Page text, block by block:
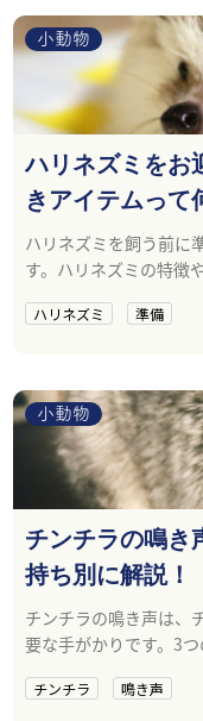
小動物
ハリネズミをお
きアイテムって
ハリネズミを飼う前に
す。ハリネズミの特徴
ハリネズミ 準備
小動物
チンチラの鳴き
持ち別に解説！
チンチラの鳴き声は、
要な手がかりです。3
チンチラ 鳴き声